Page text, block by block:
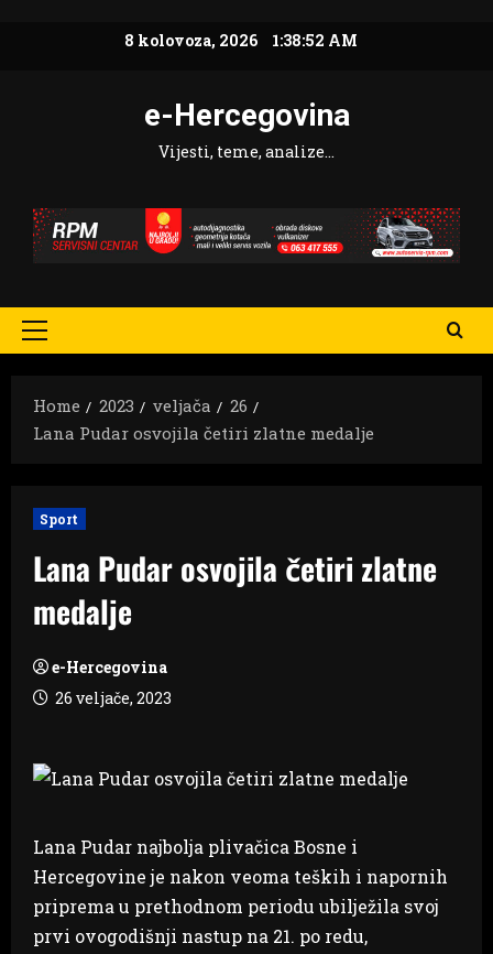
8 kolovoza, 2026 1:38:53 AM
e-Hercegovina
Vijesti, teme, analize…
Primary
Home
2023 veljača
26
Lana Pudar osvojila četiri zlatne medalje
Sport
Lana Pudar osvojila četiri zlatne
medalje
e-Hercegovina
26 veljače, 2023
Lana Pudar najbolja plivačica Bosne i
Hercegovine je nakon veoma teških i napornih
priprema u prethodnom periodu ubilježila svoj
prvi ovogodišnji nastup na 21. po redu,